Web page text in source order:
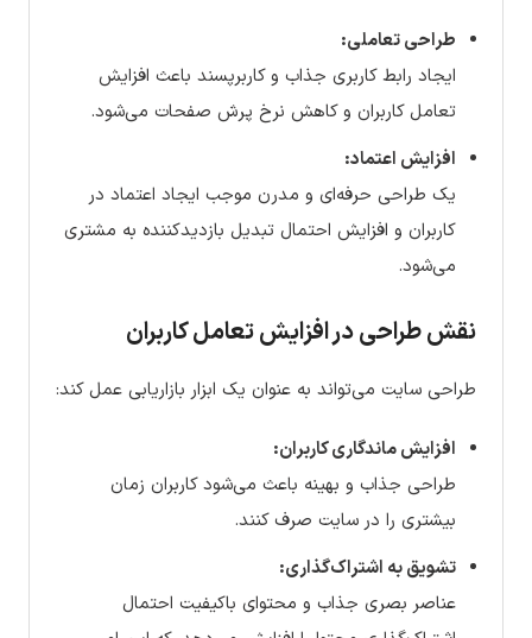
طراحی تعاملی:
ایجاد رابط کاربری جذاب و کاربرپسند باعث افزایش
تعامل کاربران و کاهش نرخ پرش صفحات می‌شود.
افزایش اعتماد:
یک طراحی حرفه‌ای و مدرن موجب ایجاد اعتماد در
کاربران و افزایش احتمال تبدیل بازدیدکننده به مشتری
می‌شود.
نقش طراحی در افزایش تعامل کاربران
طراحی سایت می‌تواند به عنوان یک ابزار بازاریابی عمل کند:
افزایش ماندگاری کاربران:
طراحی جذاب و بهینه باعث می‌شود کاربران زمان
بیشتری را در سایت صرف کنند.
تشویق به اشتراک‌گذاری:
عناصر بصری جذاب و محتوای باکیفیت احتمال